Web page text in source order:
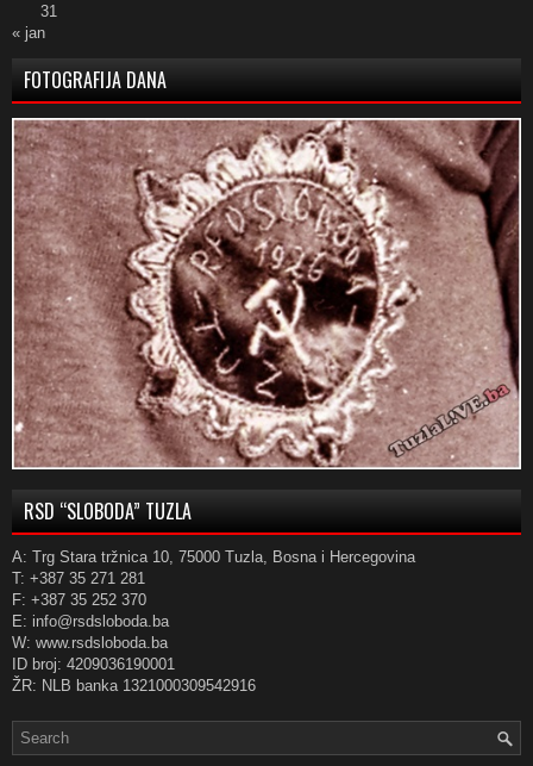
31
« jan
FOTOGRAFIJA DANA
RSD “SLOBODA” TUZLA
A: Trg Stara tržnica 10, 75000 Tuzla, Bosna i Hercegovina
T: +387 35 271 281
F: +387 35 252 370
E: info@rsdsloboda.ba
W: www.rsdsloboda.ba
ID broj: 4209036190001
ŽR: NLB banka 1321000309542916